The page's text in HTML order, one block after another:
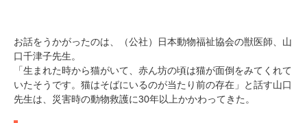
お話をうかがったのは、（公社）日本動物福祉協会の獣医師、山
口千津子先生。
「生まれた時から猫がいて、赤ん坊の頃は猫が面倒をみてくれて
いたそうです。猫はそばにいるのが当たり前の存在」と話す山口
先生は、災害時の動物救護に30年以上かかわってきた。